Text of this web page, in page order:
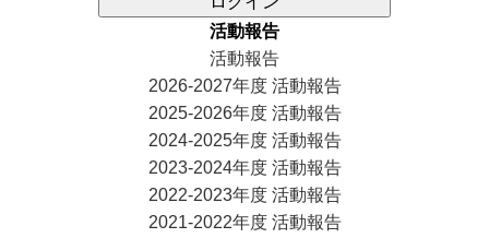
活動報告
活動報告
2026-2027年度 活動報告
2025-2026年度 活動報告
2024-2025年度 活動報告
2023-2024年度 活動報告
2022-2023年度 活動報告
2021-2022年度 活動報告